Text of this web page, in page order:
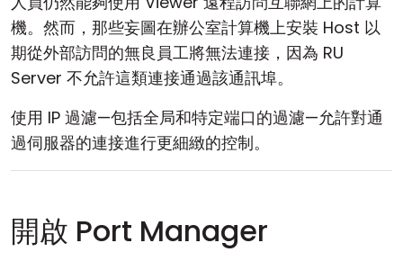
機。然而，那些妄圖在辦公室計算機上安裝 Host 以
期從外部訪問的無良員工將無法連接，因為 RU
Server 不允許這類連接通過該通訊埠。
使用 IP 過濾—包括全局和特定端口的過濾—允許對通
過伺服器的連接進行更細緻的控制。
開啟 Port Manager